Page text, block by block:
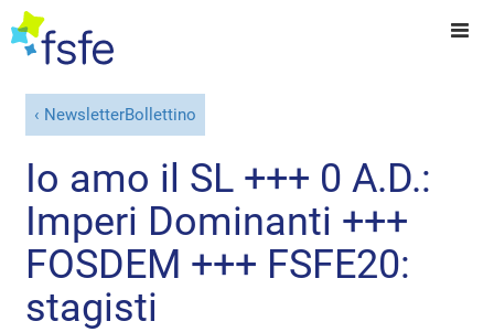
NewsletterBollettino
Io amo il SL +++ 0 A.D.:
Imperi Dominanti +++
FOSDEM +++ FSFE20:
stagisti